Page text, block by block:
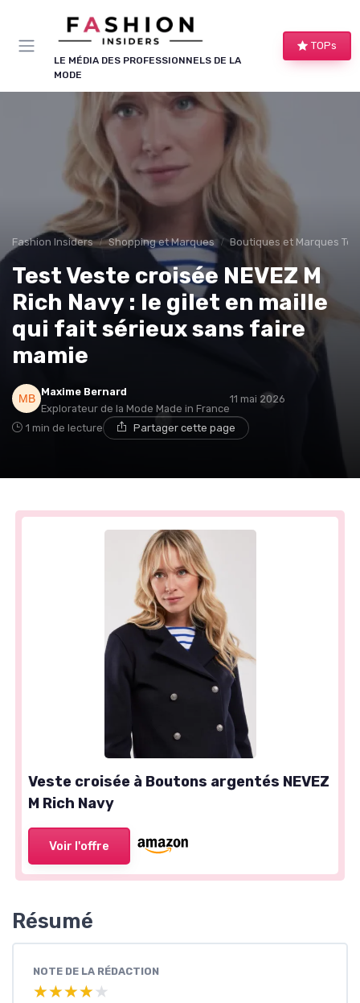
LE MÉDIA DES PROFESSIONNELS DE LA
MODE
TOPs
Fashion Insiders Shopping et Marques Boutiques et Marques
Test Veste croisée NEVEZ M
Rich Navy : le gilet en maille
qui fait sérieux sans faire
mamie
Maxime Bernard
Explorateur de la Mode Made in France
11 mai 2026
1 min de lecture Partager cette page
Veste croisée à Boutons argentés NEVEZ
M Rich Navy
Voir l'offre
Résumé
NOTE DE LA RÉDACTION
★★★★★
★★★★★